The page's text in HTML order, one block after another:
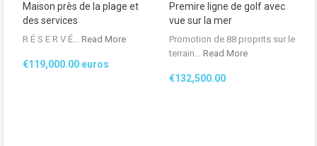
Maison près de la plage et
des services
R É S E R V É… Read More
€119,000.00 euros
Premire ligne de golf avec
vue sur la mer
Promotion de 88 proprits sur le
terrain… Read More
€132,500.00